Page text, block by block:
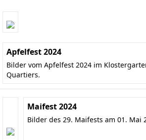
Apfelfest 2024
Bilder vom Apfelfest 2024 im
Quartiers.
Maifest 2024
Bilder des 29. Maifests am 01. Mai